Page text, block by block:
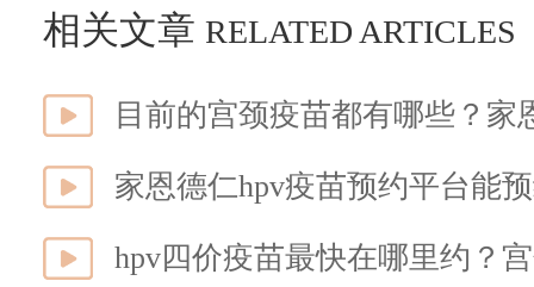
相关文章 RELATED ARTICLES
目前的宫颈疫苗都有哪些？家
家恩德仁hpv疫苗预约平台能
hpv四价疫苗最快在哪里约？